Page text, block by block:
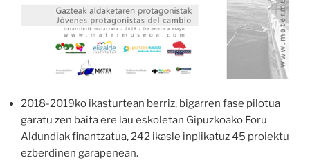
2018-2019ko ikasturtean berriz, bigarren fase pilotua
garatu zen baita ere lau eskoletan Gipuzkoako Foru
Aldundiak finantzatua, 242 ikasle inplikatuz 45 proiektu
ezberdinen garapenean.